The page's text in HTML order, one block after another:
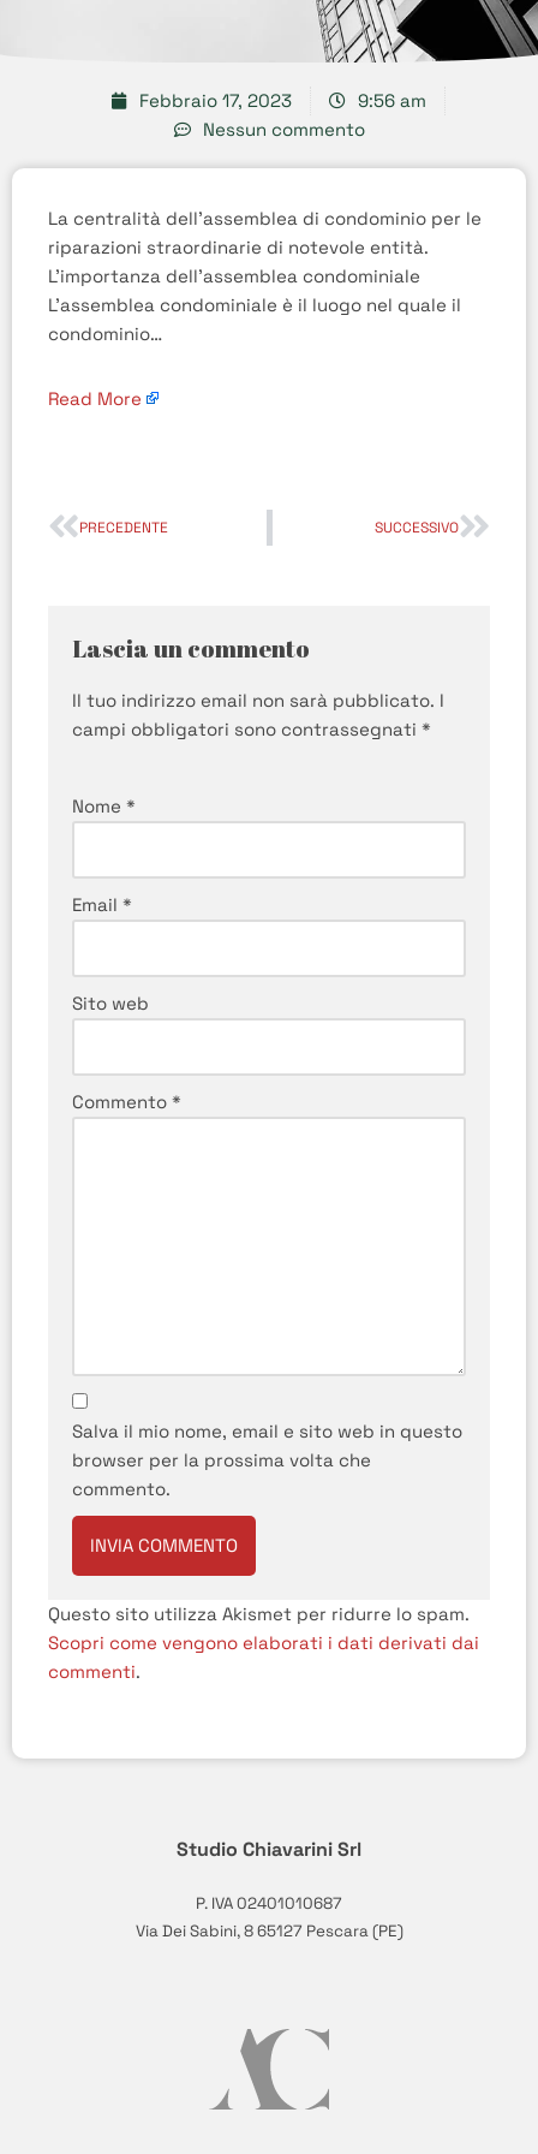
Febbraio 17, 2023
9:56 am
Nessun commento
La centralità dell’assemblea di condominio per le
riparazioni straordinarie di notevole entità.
L’importanza dell’assemblea condominiale
L’assemblea condominiale è il luogo nel quale il
condominio…
Read More
PRECEDENTE SUCCESSIVO
Lascia un commento
Il tuo indirizzo email non sarà pubblicato. I
campi obbligatori sono contrassegnati *
Nome *
Email *
Sito web
Commento *
Salva il mio nome, email e sito web in questo
browser per la prossima volta che
commento.
Questo sito utilizza Akismet per ridurre lo spam.
Scopri come vengono elaborati i dati derivati dai
commenti.
Studio Chiavarini Srl
P. IVA 02401010687
Via Dei Sabini, 8 65127 Pescara (PE)